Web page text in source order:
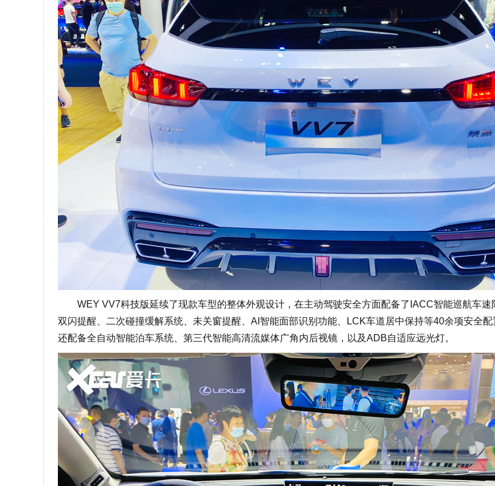
WEY VV7科技版延续了现款车型的整体外观设计，在主动驾驶安全方面配备了IACC智能巡航车速
双闪提醒、二次碰撞缓解系统、未关窗提醒、AI智能面部识别功能、LCK车道居中保持等40余项安全
还配备全自动智能泊车系统、第三代智能高清流媒体广角内后视镜，以及ADB自适应远光灯。